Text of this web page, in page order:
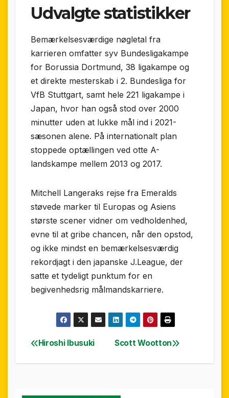
Udvalgte statistikker
Bemærkelsesværdige nøgletal fra
karrieren omfatter syv Bundesligakampe
for Borussia Dortmund, 38 ligakampe og
et direkte mesterskab i 2. Bundesliga for
VfB Stuttgart, samt hele 221 ligakampe i
Japan, hvor han også stod over 2000
minutter uden at lukke mål ind i 2021-
sæsonen alene. På internationalt plan
stoppede optællingen ved otte A-
landskampe mellem 2013 og 2017.
Mitchell Langeraks rejse fra Emeralds
støvede marker til Europas og Asiens
største scener vidner om vedholdenhed,
evne til at gribe chancen, når den opstod,
og ikke mindst en bemærkelsesværdig
rekordjagt i den japanske J.League, der
satte et tydeligt punktum for en
begivenhedsrig målmandskarriere.
Indlægsnavigation
Scott Wootton
Hiroshi Ibusuki